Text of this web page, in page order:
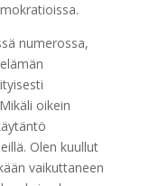
numerossa,
oikein
Olen kuullut
vaikuttaneen